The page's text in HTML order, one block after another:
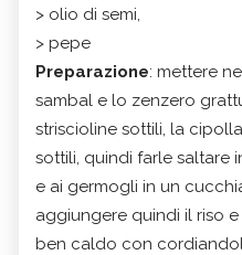
> olio di semi,
> pepe
Preparazione: mettere
sambal e lo zenzero
striscioline sottili, la
sottili, quindi farle saltare
e ai germogli in un
aggiungere quindi il riso
ben caldo con